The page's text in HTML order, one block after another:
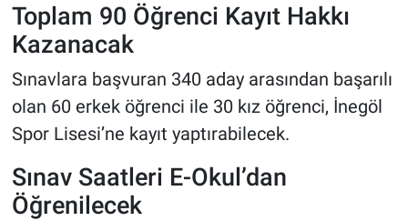
Toplam 90 Öğrenci Kayıt Hakkı
Kazanacak
Sınavlara başvuran 340 aday arasından başarılı
olan 60 erkek öğrenci ile 30 kız öğrenci, İnegöl
Spor Lisesi’ne kayıt yaptırabilecek.
Sınav Saatleri E-Okul’dan
Öğrenilecek